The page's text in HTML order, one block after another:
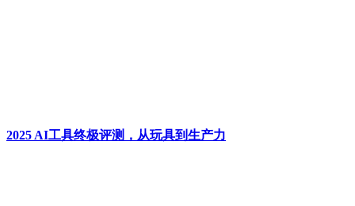
2025 AI工具终极评测，从玩具到生产力